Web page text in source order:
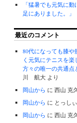
「猛暑でも元気に動
足にありました。」
最近のコメント
80代になっても膝や
く元気にテニスを楽
方々の唯一の共通点
川 航大 より
岡山から に西山 克
岡山から に とっしぃ
岡山から に西山 克